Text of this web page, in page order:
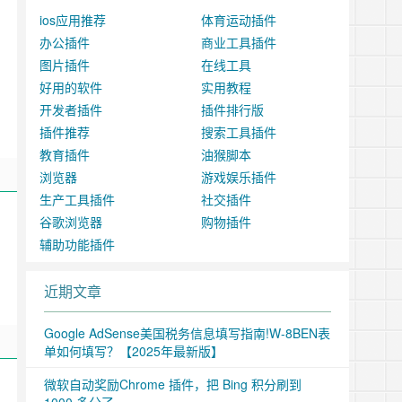
ios应用推荐
体育运动插件
办公插件
商业工具插件
图片插件
在线工具
好用的软件
实用教程
开发者插件
插件排行版
插件推荐
搜索工具插件
教育插件
油猴脚本
浏览器
游戏娱乐插件
生产工具插件
社交插件
谷歌浏览器
购物插件
辅助功能插件
近期文章
Google AdSense美国税务信息填写指南!W-8BEN表
单如何填写？【2025年最新版】
微软自动奖励Chrome 插件，把 Bing 积分刷到